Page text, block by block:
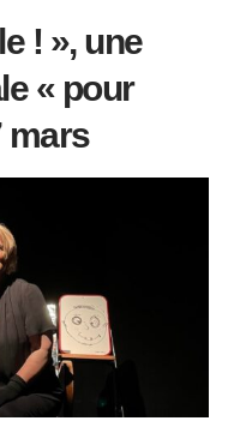
! », une
« pour
mars